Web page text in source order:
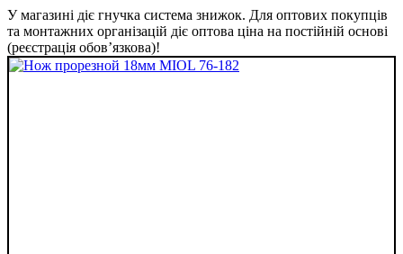
У магазині діє гнучка система знижок. Для оптових покупців
та монтажних організацій діє оптова ціна на постійній основі
(реєстрація обов’язкова)!